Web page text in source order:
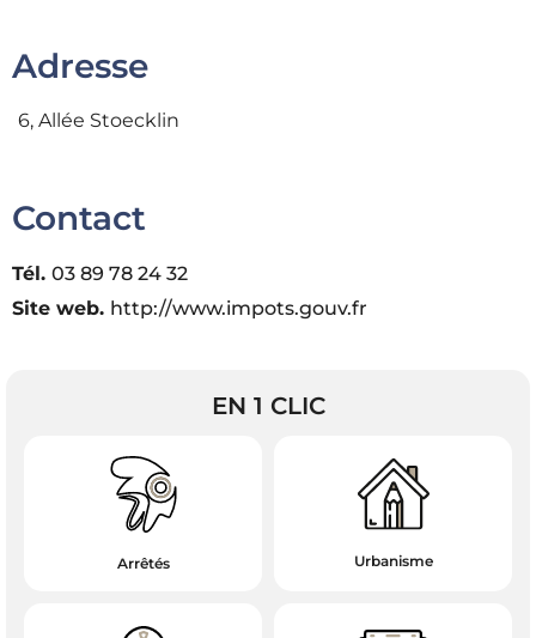
Adresse
6, Allée Stoecklin
Contact​
Tél. 03 89 78 24 32
Site web. http://www.impots.gouv.fr
EN 1 CLIC
Arrêtés Urbanisme